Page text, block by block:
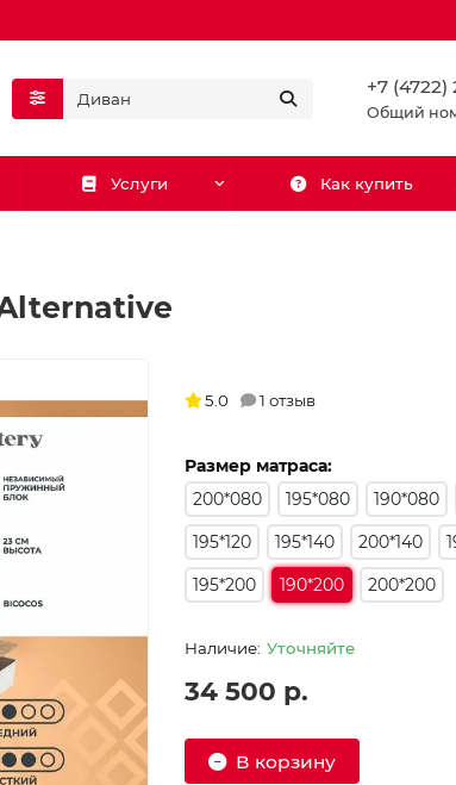
+7 (4722)
Общий
Услуги Как купить
Размер матраса:
200*080
195*080 190*080
195*120
195*140 200*140
195*200
190*200 200*200
Уточняйте
34 500 р.
В корзину
5.0 1 отзыв